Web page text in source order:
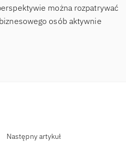
można rozpatrywać
osób aktywnie
Następny artykuł